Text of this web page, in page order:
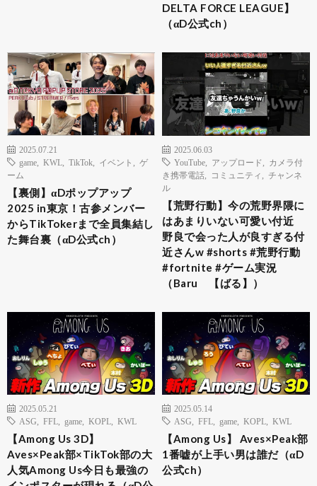
DELTA FORCE LEAGUE】
（αD公式ch）
2025.07.21
game
KWL TikTok イベント
ゲ
ーム
【裏側】αDポップアップ
2025 in東京！古参メンバー
からTikTokerまで全員集結し
た舞台裏（αD公式ch）
2025.06.03
YouTube
アップロード
カメラ付
き携帯電話
コミュニティ
チャンネ
ル
【荒野行動】今の荒野界隈に
はあまりいない可愛い付近
野良で会った人が良すぎる付
近さんw #shorts #荒野行動
#fortnite #ゲーム実況
（Baru 【ばる】）
2025.05.21
ASG
FFL game KOPL KWL
【Among Us 3D】
Aves×Peak部×TikTok部の大
人気Among Us今日も最強の
2025.05.14
ASG
FFL game KOPL KWL
【Among Us】 Aves×Peak部
1番嘘が上手い男は誰だ（αD
公式ch）